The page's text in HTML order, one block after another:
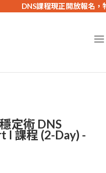
DNS課程現正開放報名，
定術 DNS
I 課程 (2-Day) -